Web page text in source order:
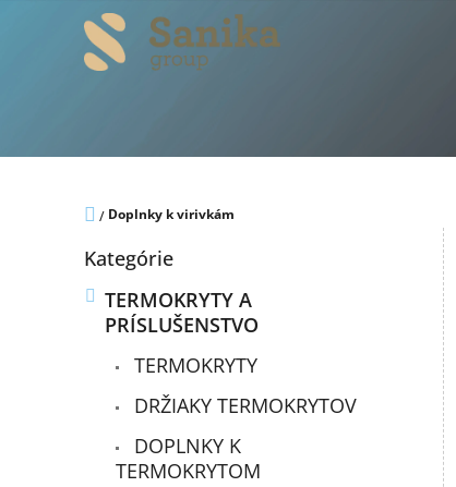
Domov
/ Doplnky k virivkám
oPreskočiť
Kategórie
TERMOKRYTY A
PRÍSLUŠENSTVO
TERMOKRYTY
DRŽIAKY TERMOKRYTOV
DOPLNKY K
TERMOKRYTOM